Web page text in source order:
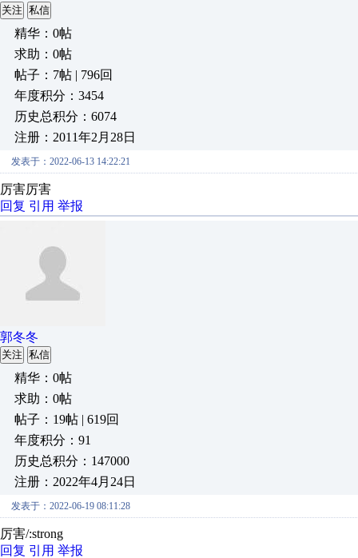
关注 私信
精华：0帖
求助：0帖
帖子：7帖 | 796回
年度积分：3454
历史总积分：6074
注册：2011年2月28日
发表于：2022-06-13 14:22:21
厉害厉害
回复 引用 举报
郭冬冬
关注 私信
精华：0帖
求助：0帖
帖子：19帖 | 619回
年度积分：91
历史总积分：147000
注册：2022年4月24日
发表于：2022-06-19 08:11:28
厉害/:strong
回复 引用 举报